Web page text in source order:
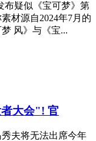
布疑似《宝可梦》第
材源自2024年7月的
风》与《宝...
大会"! 官
夫将无法出席今年